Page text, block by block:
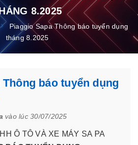
8.2025
Piaggio Sapa Thông báo tuyển dụng
tháng 8.2025
báo tuyển dụng
vào lúc 30/07/2025
Ô TÔ VÀ XE MÁY SA PA